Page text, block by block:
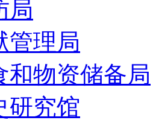
局
管理局
和物资储备局
研究馆